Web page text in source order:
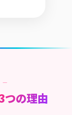
—
つの理由